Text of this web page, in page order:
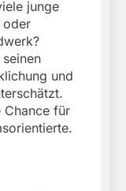
junge
oder
und
Chance für